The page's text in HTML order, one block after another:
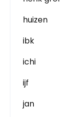
huizen
ibk
ichi
ijf
jan